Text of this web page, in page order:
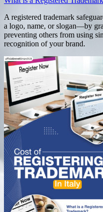
A registered trademark
a logo, name, or slogan—by
preventing others from using
recognition of your brand.